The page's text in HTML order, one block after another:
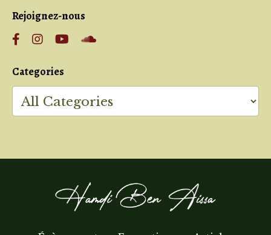
Rejoignez-nous
Categories